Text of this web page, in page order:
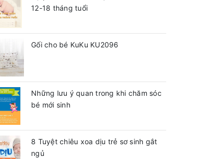
12-18 tháng tuổi
Gối cho bé KuKu KU2096
Những lưu ý quan trong khi chăm sóc
bé mới sinh
8 Tuyệt chiêu xoa dịu trẻ sơ sinh gắt
ngủ